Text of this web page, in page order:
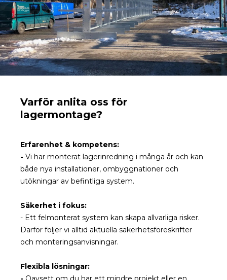
Varför anlita oss för
lagermontage?
Erfarenhet & kompetens:
- Vi har monterat lagerinredning i många år och kan
både nya installationer, ombyggnationer och
utökningar av befintliga system.
Säkerhet i fokus:
- Ett felmonterat system kan skapa allvarliga risker.
Därför följer vi alltid aktuella säkerhetsföreskrifter
och monteringsanvisningar.
Flexibla lösningar: